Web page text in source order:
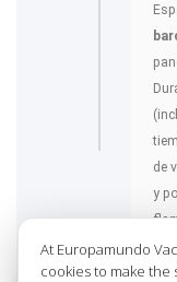
de
y
At Europamundo
cookies to make the